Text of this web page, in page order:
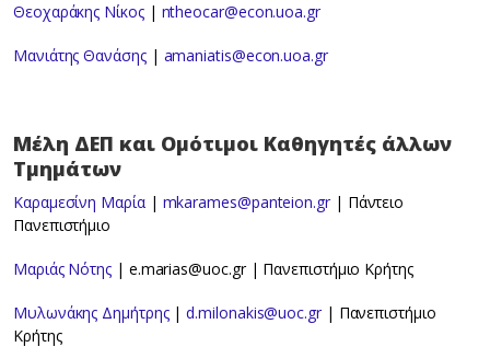
Θεοχαράκης Νίκος| ntheocar@econ.uoa.gr
Μανιάτης Θανάσης| amaniatis@econ.uoa.gr
Μέλη ΔΕΠ και Ομότιμοι Καθηγητές άλλων
Τμημάτων
Καραμεσίνη Μαρία| mkarames@panteion.gr| Πάντειο
Πανεπιστήμιο
Μαριάς Νότης | e.marias@uoc.gr | Πανεπιστήμιο Κρήτης
Μυλωνάκης Δημήτρης|d.milonakis@uoc.gr| Πανεπιστήμιο
Κρήτης